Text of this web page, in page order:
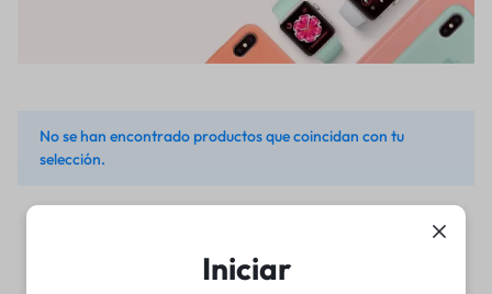
No se han encontrado productos que coincidan con tu
selección.
Iniciar